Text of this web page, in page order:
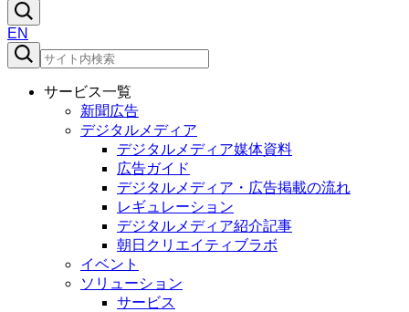
EN
サービス一覧
新聞広告
デジタルメディア
デジタルメディア媒体資料
広告ガイド
デジタルメディア・広告掲載の流れ
レギュレーション
デジタルメディア紹介記事
朝日クリエイティブラボ
イベント
ソリューション
サービス